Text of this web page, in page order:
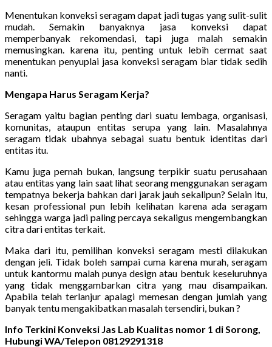
Menentukan konveksi seragam dapat jadi tugas yang sulit-sulit
mudah. Semakin banyaknya jasa konveksi dapat
memperbanyak rekomendasi, tapi juga malah semakin
memusingkan. karena itu, penting untuk lebih cermat saat
menentukan penyuplai jasa konveksi seragam biar tidak sedih
nanti.
Mengapa Harus Seragam Kerja?
Seragam yaitu bagian penting dari suatu lembaga, organisasi,
komunitas, ataupun entitas serupa yang lain. Masalahnya
seragam tidak ubahnya sebagai suatu bentuk identitas dari
entitas itu.
Kamu juga pernah bukan, langsung terpikir suatu perusahaan
atau entitas yang lain saat lihat seorang menggunakan seragam
tempatnya bekerja bahkan dari jarak jauh sekalipun? Selain itu,
kesan professional pun lebih kelihatan karena ada seragam
sehingga warga jadi paling percaya sekaligus mengembangkan
citra dari entitas terkait.
Maka dari itu, pemilihan konveksi seragam mesti dilakukan
dengan jeli. Tidak boleh sampai cuma karena murah, seragam
untuk kantormu malah punya design atau bentuk keseluruhnya
yang tidak menggambarkan citra yang mau disampaikan.
Apabila telah terlanjur apalagi memesan dengan jumlah yang
banyak tentu mengakibatkan masalah tersendiri, bukan ?
Info Terkini Konveksi Jas Lab Kualitas nomor 1 di Sorong,
Hubungi WA/Telepon 08129291318